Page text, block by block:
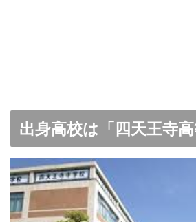
出身高校は「四天王寺高